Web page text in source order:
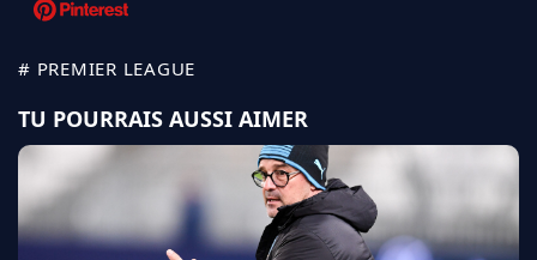
# PREMIER LEAGUE
TU POURRAIS AUSSI AIMER